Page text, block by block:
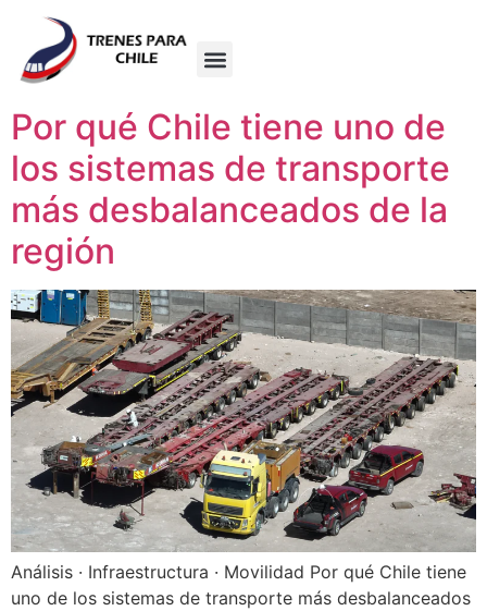
Por qué Chile tiene uno de
los sistemas de transporte
más desbalanceados de la
región
Análisis · Infraestructura · Movilidad Por qué Chile tiene
uno de los sistemas de transporte más desbalanceados